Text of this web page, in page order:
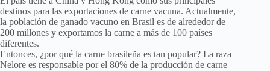
destinos para las exportaciones de carne vacuna. Actualmente,
la población de ganado vacuno en Brasil es de alrededor de
200 millones y exportamos la carne a más de 100 países
diferentes.
Entonces, ¿por qué la carne brasileña es tan popular? La raza
Nelore es responsable por el 80% de la producción de carne